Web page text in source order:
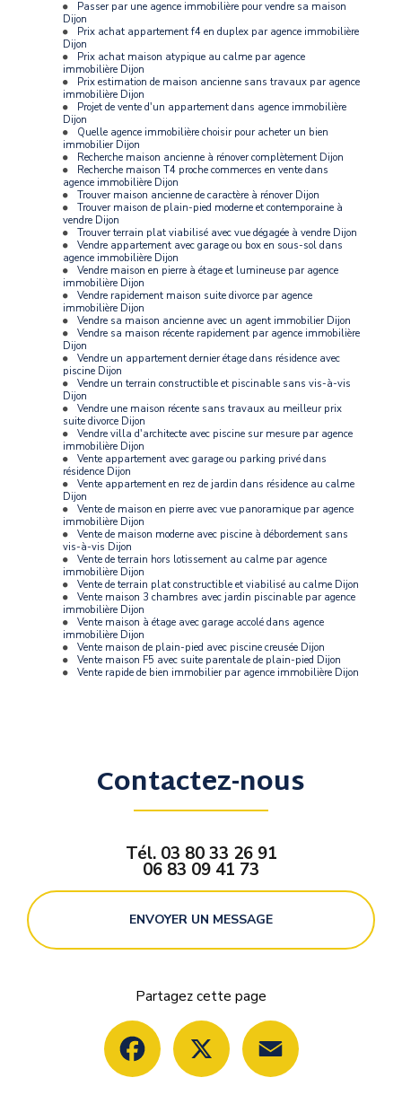
Passer par une agence immobilière pour vendre sa maison
Dijon
Prix achat appartement f4 en duplex par agence immobilière
Dijon
Prix achat maison atypique au calme par agence
immobilière Dijon
Prix estimation de maison ancienne sans travaux par agence
immobilière Dijon
Projet de vente d'un appartement dans agence immobilière
Dijon
Quelle agence immobilière choisir pour acheter un bien
immobilier Dijon
Recherche maison ancienne à rénover complètement Dijon
Recherche maison T4 proche commerces en vente dans
agence immobilière Dijon
Trouver maison ancienne de caractère à rénover Dijon
Trouver maison de plain-pied moderne et contemporaine à
vendre Dijon
Trouver terrain plat viabilisé avec vue dégagée à vendre Dijon
Vendre appartement avec garage ou box en sous-sol dans
agence immobilière Dijon
Vendre maison en pierre à étage et lumineuse par agence
immobilière Dijon
Vendre rapidement maison suite divorce par agence
immobilière Dijon
Vendre sa maison ancienne avec un agent immobilier Dijon
Vendre sa maison récente rapidement par agence immobilière
Dijon
Vendre un appartement dernier étage dans résidence avec
piscine Dijon
Vendre un terrain constructible et piscinable sans vis-à-vis
Dijon
Vendre une maison récente sans travaux au meilleur prix
suite divorce Dijon
Vendre villa d'architecte avec piscine sur mesure par agence
immobilière Dijon
Vente appartement avec garage ou parking privé dans
résidence Dijon
Vente appartement en rez de jardin dans résidence au calme
Dijon
Vente de maison en pierre avec vue panoramique par agence
immobilière Dijon
Vente de maison moderne avec piscine à débordement sans
vis-à-vis Dijon
Vente de terrain hors lotissement au calme par agence
immobilière Dijon
Vente de terrain plat constructible et viabilisé au calme Dijon
Vente maison 3 chambres avec jardin piscinable par agence
immobilière Dijon
Vente maison à étage avec garage accolé dans agence
immobilière Dijon
Vente maison de plain-pied avec piscine creusée Dijon
Vente maison F5 avec suite parentale de plain-pied Dijon
Vente rapide de bien immobilier par agence immobilière Dijon
Contactez-nous
Tél. 03 80 33 26 91
06 83 09 41 73
ENVOYER UN MESSAGE
Partagez cette page
Facebook